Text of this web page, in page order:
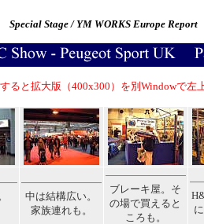
Special Stage / YM WORKS Europe Report
ると拡大版（400x300）を別Windowで左
中は結構広い。
家族連れも。
ブレーキ屋。そ
の場で買えると
ころも。